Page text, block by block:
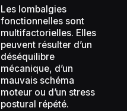
Les lombalgies
fonctionnelles sont
multifactorielles. Elles
peuvent résulter d’un
déséquilibre
mécanique, d’un
mauvais schéma
moteur ou d’un stress
postural répété.